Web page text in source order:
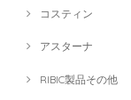
コスティン
アスターナ
RIBIC製品その他